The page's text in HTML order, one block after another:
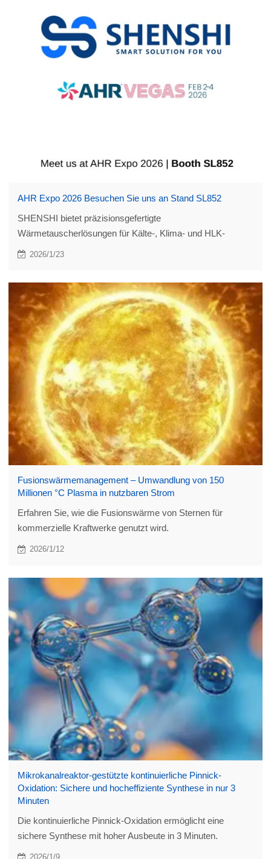
AHR Expo 2026 Besuchen Sie uns an Stand SL852
SHENSHI bietet präzisionsgefertigte
Wärmetauscherlösungen für Kälte-, Klima- und HLK-
Anwendungen – zur Unterstützung von Energieeffizienz und
2026/1/23
Fusionswärmemanagement – Umwandlung von 150
Millionen °C Plasma in nutzbaren Strom
Erfahren Sie, wie die Fusionswärme von Sternen für
kommerzielle Kraftwerke genutzt wird.
2026/1/12
Mikrokanalreaktor-gestützte kontinuierliche Pinnick-
Oxidation: Sichere und hocheffiziente Synthese in nur 3
Minuten
Die kontinuierliche Pinnick-Oxidation ermöglicht eine
sichere Synthese mit hoher Ausbeute in 3 Minuten.
2026/1/9